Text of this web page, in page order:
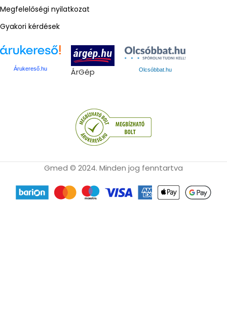
Megfelelőségi nyilatkozat
Gyakori kérdések
Árukereső.hu ÁrGép Olcsóbbat.hu
Gmed © 2024. Minden jog fenntartva